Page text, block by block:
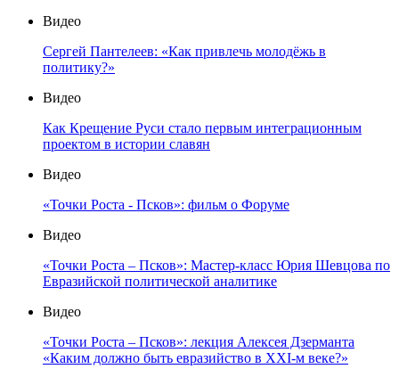
Видео
Сергей Пантелеев: «Как привлечь молодёжь в
политику?»
Видео
Как Крещение Руси стало первым интеграционным
проектом в истории славян
Видео
«Точки Роста - Псков»: фильм о Форуме
Видео
«Точки Роста – Псков»: Мастер-класс Юрия Шевцова по
Евразийской политической аналитике
Видео
«Точки Роста – Псков»: лекция Алексея Дзерманта
«Каким должно быть евразийство в XXI-м веке?»